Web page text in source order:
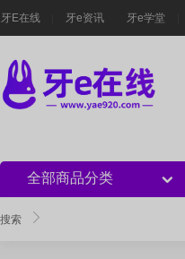
牙E在线 牙e资讯 牙e学堂
全部商品分类
搜索